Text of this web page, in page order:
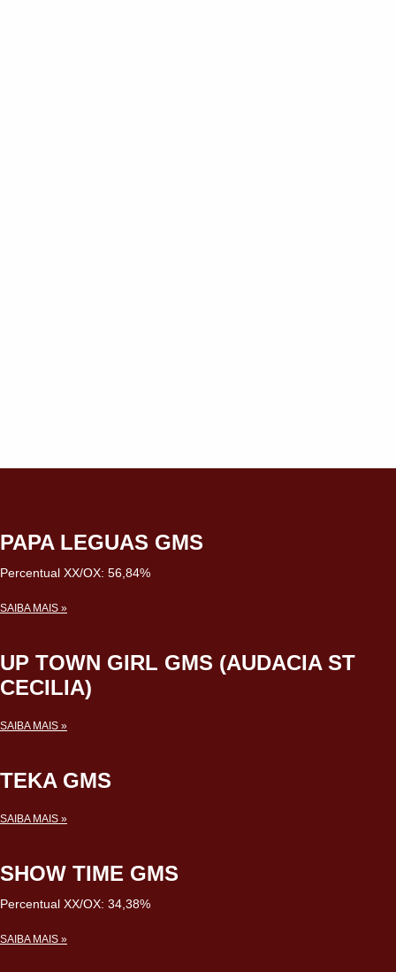
PAPA LEGUAS GMS
Percentual XX/OX: 56,84%
SAIBA MAIS »
UP TOWN GIRL GMS (AUDACIA ST
CECILIA)
SAIBA MAIS »
TEKA GMS
SAIBA MAIS »
SHOW TIME GMS
Percentual XX/OX: 34,38%
SAIBA MAIS »